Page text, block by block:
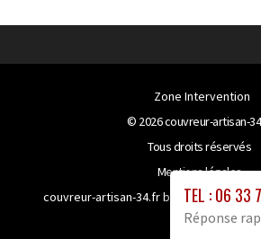
TEL : 06 33
Réponse
Zone Intervention
© 2026couvreur-artisan-
Tous droits réservés
Mentions légales
couvreur-artisan-34.fr bénéficie de la
site proxy